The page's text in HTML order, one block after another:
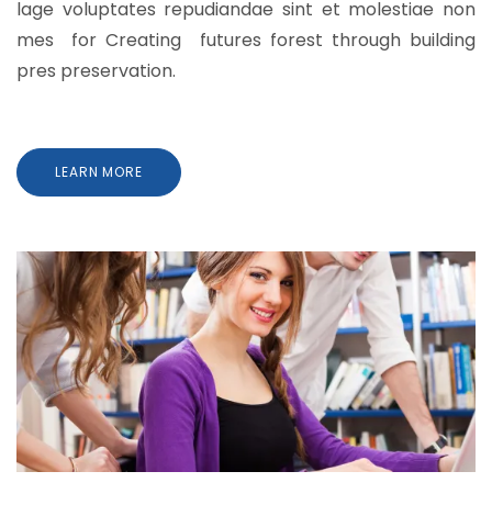
lage voluptates repudiandae sint et molestiae non
mes for Creating futures forest through building
pres preservation.
LEARN MORE